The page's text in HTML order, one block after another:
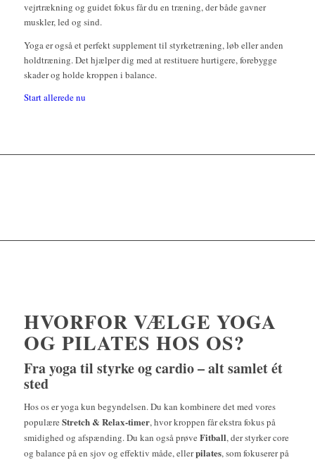
vejrtrækning og guidet fokus får du en træning, der både gavner
muskler, led og sind.
Yoga er også et perfekt supplement til styrketræning, løb eller anden
holdtræning. Det hjælper dig med at restituere hurtigere, forebygge
skader og holde kroppen i balance.
Start allerede nu
HVORFOR VÆLGE YOGA
OG PILATES HOS OS?
Fra yoga til styrke og cardio – alt samlet ét
sted
Hos os er yoga kun begyndelsen. Du kan kombinere det med vores
populære Stretch & Relax-timer, hvor kroppen får ekstra fokus på
smidighed og afspænding. Du kan også prøve Fitball, der styrker core
og balance på en sjov og effektiv måde, ellerpilates, som fokuserer på